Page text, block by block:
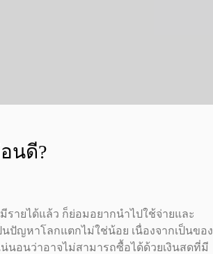
นดี?
รายได้แล้ว ก็ย่อมอยากนำไปใช้จ่ายและ
ปัญหาโลกแตกไม่ใช่น้อย เนื่องจากเป็นของ
นอนว่าอาจไม่สามารถซื้อได้ด้วยเงินสดที่มี